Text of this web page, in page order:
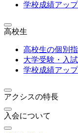
学校成績アッ
高校生
高校生の個別
大学受験・入
学校成績アッ
アクシスの特長
入会について